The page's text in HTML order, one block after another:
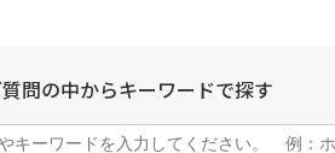
問の中からキーワードで探す